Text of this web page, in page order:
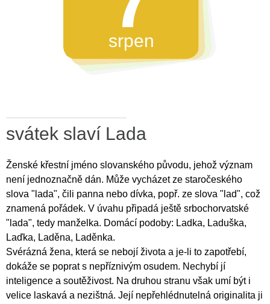
srpen
svátek slaví Lada
Ženské křestní jméno slovanského původu, jehož význam
není jednoznačně dán. Může vycházet ze staročeského
slova "lada", čili panna nebo dívka, popř. ze slova "lad", což
znamená pořádek. V úvahu připadá ještě srbochorvatské
"lada", tedy manželka. Domácí podoby: Ladka, Laduška,
Laďka, Laděna, Laděnka.
Svérázná žena, která se nebojí života a je-li to zapotřebí,
dokáže se poprat s nepříznivým osudem. Nechybí jí
inteligence a soutěživost. Na druhou stranu však umí být i
velice laskavá a nezištná. Její nepřehlédnutelná originalita ji